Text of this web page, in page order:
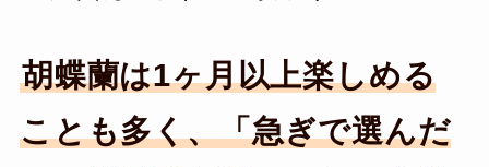
胡蝶蘭は1ヶ月以上楽しめる
ことも多く、「急ぎで選んだ